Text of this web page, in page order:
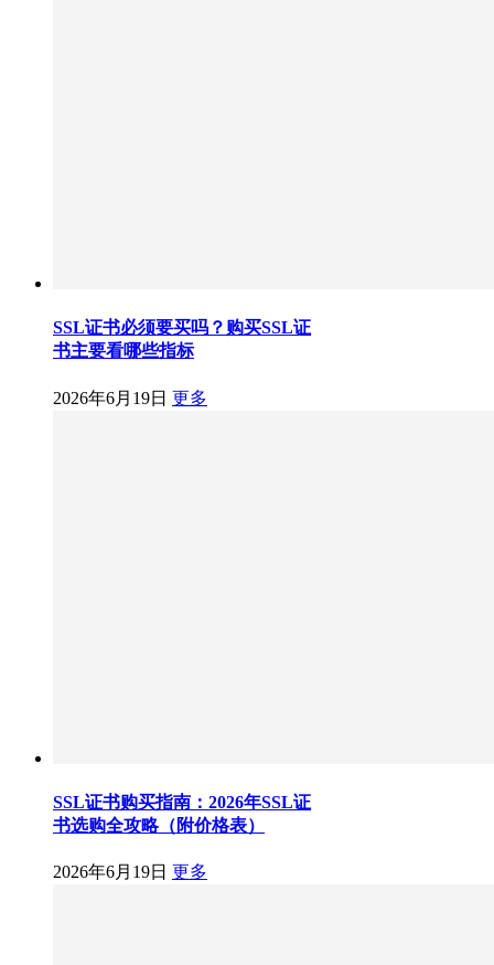
SSL证书必须要买吗？购买SSL证
书主要看哪些指标
2026年6月19日 更多
SSL证书购买指南：2026年SSL证
书选购全攻略（附价格表）
2026年6月19日 更多